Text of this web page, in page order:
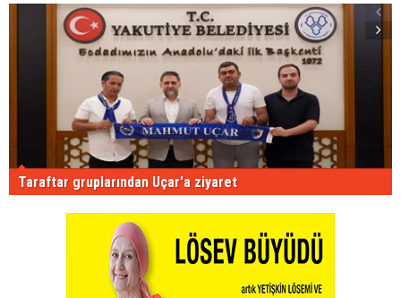
Taraftar gruplarından Uçar'a ziyaret